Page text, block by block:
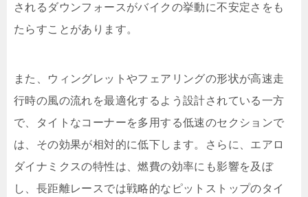
されるダウンフォースがバイクの挙動に不安定さをも
たらすことがあります。
また、ウィングレットやフェアリングの形状が高速走
行時の風の流れを最適化するよう設計されている一方
で、タイトなコーナーを多用する低速のセクションで
は、その効果が相対的に低下します。さらに、エアロ
ダイナミクスの特性は、燃費の効率にも影響を及ぼ
し、長距離レースでは戦略的なピットストップのタイ